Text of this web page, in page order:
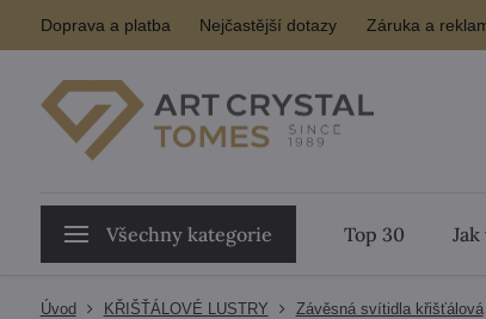
Doprava a platba Nejčastější dotazy Záruka a
Všechny kategorie Top 30
Úvod KŘIŠŤÁLOVÉ LUSTRY Závěsná svítidla křišťálová